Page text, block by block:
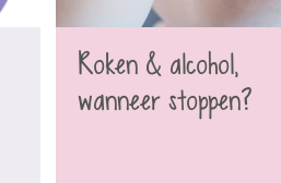
Roken & alcohol,
wanneer stoppen?